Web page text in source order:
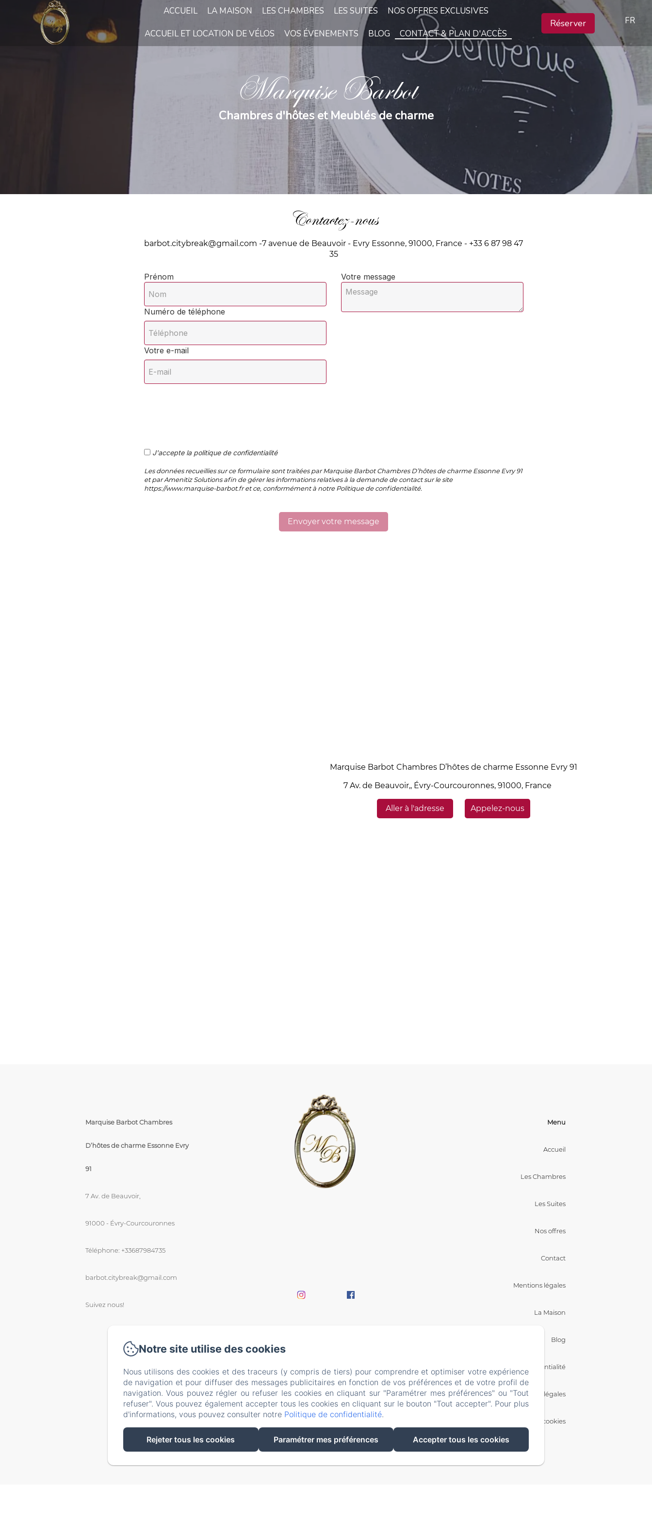
ACCUEIL LA MAISON LES CHAMBRES LES SUITES NOS OFFRES EXCLUSIVES
ACCUEIL ET LOCATION DE VÉLOS VOS ÉVENEMENTS BLOG CONTACT & PLAN D'ACCÈS
Réserver FR
Marquise Barbot
Chambres d'hôtes et Meublés de charme
Contactez-nous
barbot.citybreak@gmail.com -7 avenue de Beauvoir - Evry Essonne, 91000, France - +33 6 87 98 47
35
Prénom
Numéro de téléphone
Votre e-mail
Votre message
J'accepte la politique de confidentialité
Les données recueillies sur ce formulaire sont traitées par Marquise Barbot Chambres D’hôtes de charme Essonne Evry 91
et par Amenitiz Solutions afin de gérer les informations relatives à la demande de contact sur le site
https://www.marquise-barbot.fr et ce, conformément à notre Politique de confidentialité.
Marquise Barbot Chambres D’hôtes de charme Essonne Evry 91
7 Av. de Beauvoir,, Évry-Courcouronnes, 91000, France
Aller à l'adresse Appelez-nous
Marquise Barbot Chambres
D’hôtes de charme Essonne Evry
91
7 Av. de Beauvoir,
91000 - Évry-Courcouronnes
Téléphone: +33687984735
barbot.citybreak@gmail.com
Suivez nous!
EN FR ES
Menu
Accueil
Les Chambres
Les Suites
Nos offres
Contact
Mentions légales
La Maison
Blog
Politique de confidentialité
Informations légales
Informations sur les cookies
Notre site utilise des cookies
Nous utilisons des cookies et des traceurs (y compris de tiers) pour comprendre et optimiser votre expérience
de navigation et pour diffuser des messages publicitaires en fonction de vos préférences et de votre profil de
navigation. Vous pouvez régler ou refuser les cookies en cliquant sur "Paramétrer mes préférences" ou "Tout
refuser". Vous pouvez également accepter tous les cookies en cliquant sur le bouton "Tout accepter". Pour plus
d'informations, vous pouvez consulter notre Politique de confidentialité.
Rejeter tous les cookies Paramétrer mes préférences Accepter tous les cookies